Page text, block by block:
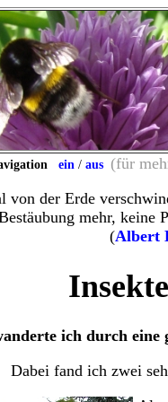
ein/ aus
(für
von der Erde
mehr, keine
(Albert
ich durch eine
Dabei fand ich zwei